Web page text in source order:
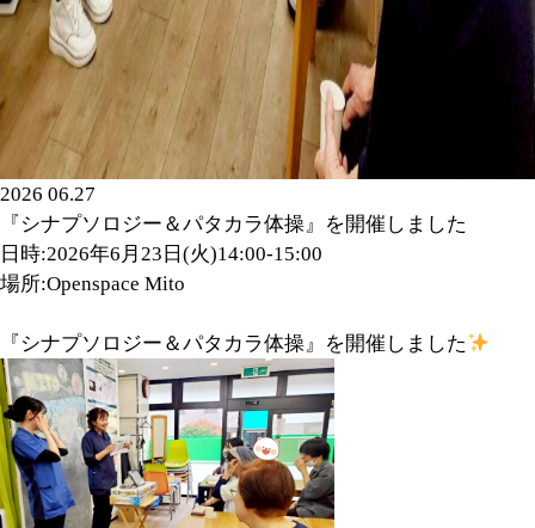
2026 06.27
『シナプソロジー＆パタカラ体操』を開催しました
日時:2026年6月23日(火)14:00-15:00
場所:Openspace Mito
『シナプソロジー＆パタカラ体操』を開催しました